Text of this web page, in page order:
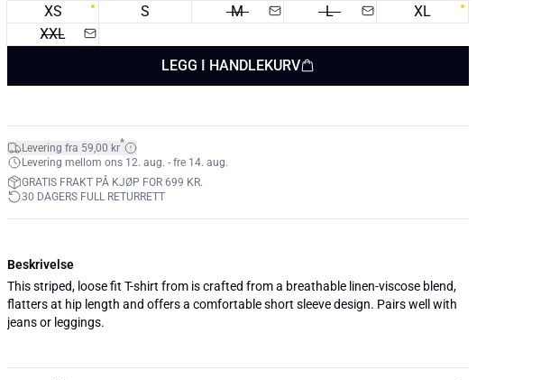
XS S M L
XL
XXL
LEGG I HANDLEKURV
Levering fra 59,00 kr*
Levering mellom ons 12. aug. - fre 14. aug.
GRATIS FRAKT PÅ KJØP FOR 699 KR.
30 DAGERS FULL RETURRETT
Beskrivelse
This striped, loose fit T-shirt from is crafted from a breathable linen-viscose blend,
flatters at hip length and offers a comfortable short sleeve design. Pairs well with
jeans or leggings.